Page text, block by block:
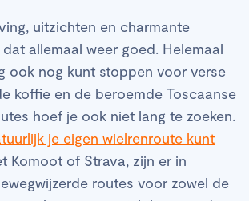
uitzichten en charmante
allemaal weer goed. Helemaal
ook nog kunt stoppen voor verse
koffie en de beroemde Toscaanse
hoef je ook niet lang te zoeken.
je eigen wielrenroute kunt
Komoot of Strava, zijn er in
routes voor zowel de